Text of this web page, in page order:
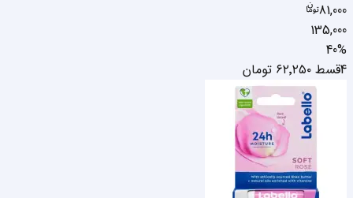
81,000
135,000
40%
4قسط
۶۲٬۲۵۰ تومان